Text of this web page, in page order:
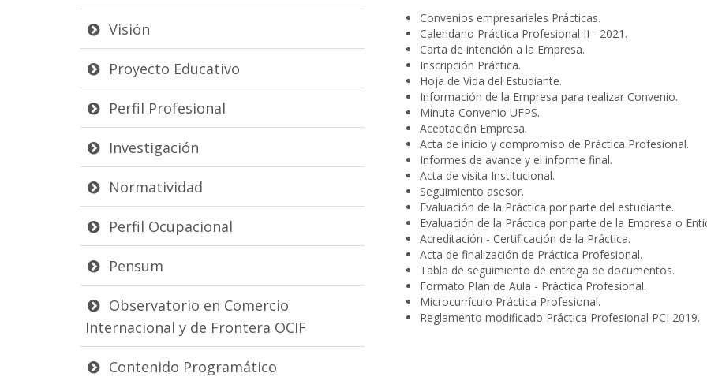
Visión
Proyecto Educativo
Perfil Profesional
Investigación
Normatividad
Perfil Ocupacional
Pensum
Observatorio en Comercio
Internacional y de Frontera OCIF
Contenido Programático
Convenios empresariales Prácticas.
Calendario Práctica Profesional II - 2021.
Carta de intención a la Empresa.
Inscripción Práctica.
Hoja de Vida del Estudiante.
Información de la Empresa para realizar Convenio.
Minuta Convenio UFPS.
Aceptación Empresa.
Acta de inicio y compromiso de Práctica Profesional.
Informes de avance y el informe final.
Acta de visita Institucional.
Seguimiento asesor.
Evaluación de la Práctica por parte del estudiante.
Evaluación de la Práctica por parte de la Empresa o
Acreditación - Certificación de la Práctica.
Acta de finalización de Práctica Profesional.
Tabla de seguimiento de entrega de documentos.
Formato Plan de Aula - Práctica Profesional.
Microcurrículo Práctica Profesional.
Reglamento modificado Práctica Profesional PCI 2019.